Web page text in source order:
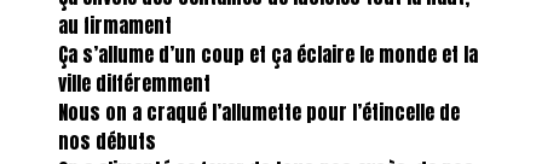
au firmament
Ça s’allume d’un coup et ça éclaire le monde et la
ville différemment
Nous on a craqué l’allumette pour l’étincelle de
nos débuts